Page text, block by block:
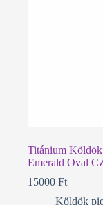
Titánium
Emerald Oval
15000 Ft
Köldök